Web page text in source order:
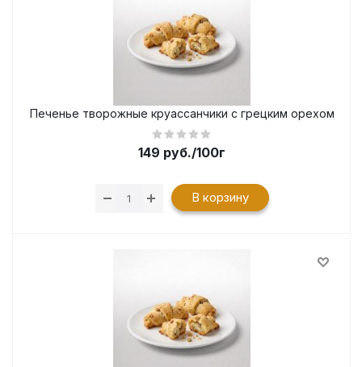
Печенье творожные круассанчики с грецким орехом
149 руб./100г
В корзину